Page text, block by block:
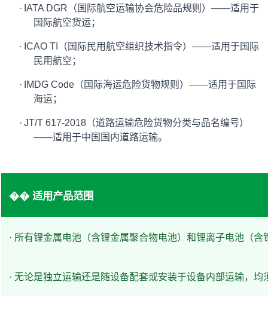
· IATA DGR（国际航空运输协会危险品规则）——适用于
国际航空货运；
· ICAO TI（国际民用航空组织技术指令）——适用于国际
民用航空；
· IMDG Code（国际海运危险货物规则）——适用于国际
海运；
· JT/T 617-2018（道路运输危险货物分类与品名编号）
——适用于中国国内道路运输。
�� 适用产品范围
· 所有锂金属电池（含锂金属聚合物电池）和锂离子电池（含
· 无论是独立运输还是随设备配套或安装于设备内部运输，